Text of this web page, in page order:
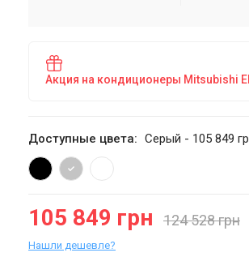
Акция на кондиционеры Mitsubishi
Доступные цвета: Серый - 105 849
105 849 грн 124 528 грн
Нашли дешевле?